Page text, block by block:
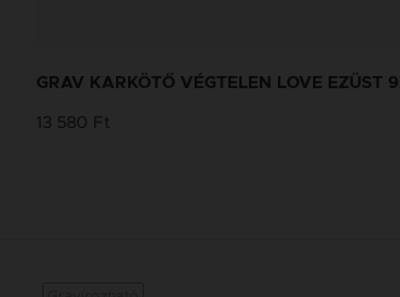
GRAV KARKÖTŐ VÉGTELEN LOVE EZÜST
13 580 Ft